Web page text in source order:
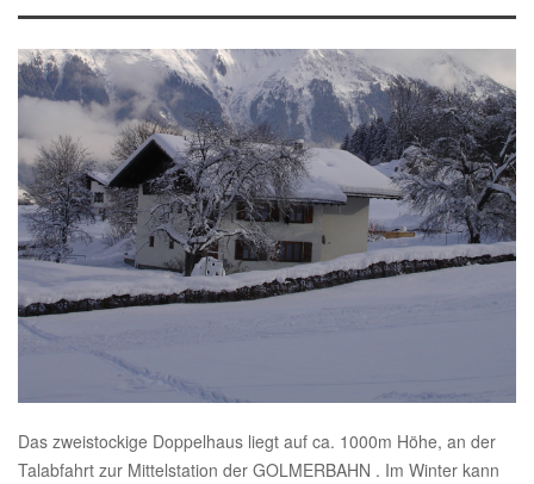
Das zweistockige Doppelhaus liegt auf ca. 1000m Höhe, an der
Talabfahrt zur Mittelstation der GOLMERBAHN . Im Winter kann